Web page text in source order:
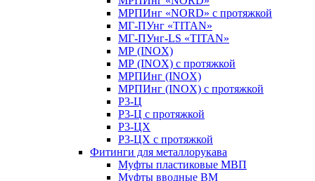
МРПИнг «NORD» с протяжкой
МГ-ПУнг «TITAN»
МГ-ПУнг-LS «TITAN»
МР (INOX)
МР (INOX) с протяжкой
МРПИнг (INOX)
МРПИнг (INOX) с протяжкой
Р3-Ц
Р3-Ц с протяжкой
Р3-ЦХ
Р3-ЦХ с протяжкой
Фитинги для металлорукава
Муфты пластиковые МВП
Муфты вводные ВМ